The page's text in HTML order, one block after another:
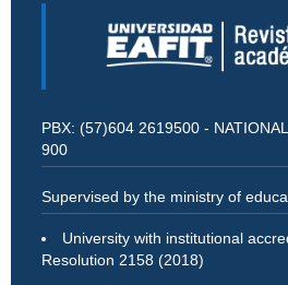
PBX: (57)604 2619500 -
900
Supervised by the ministry of
University with institutional
Resolution 2158 (2018)